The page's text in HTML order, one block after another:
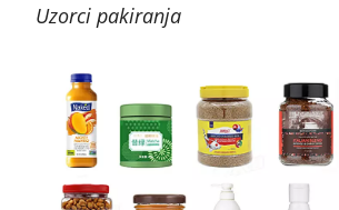
Uzorci pakiranja